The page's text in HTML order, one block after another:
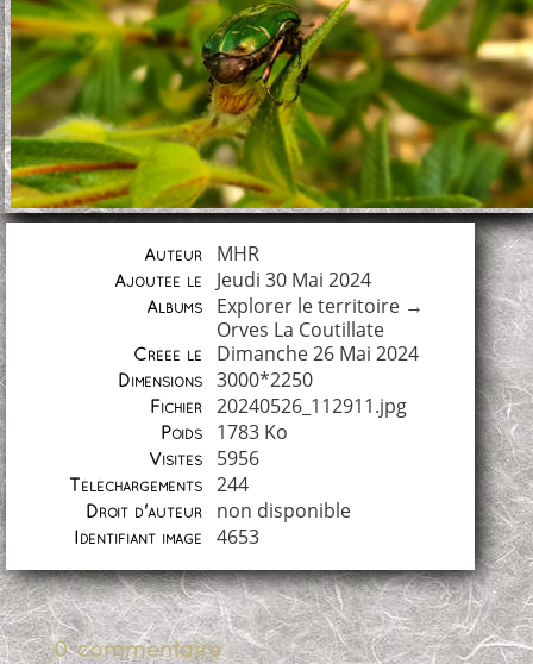
Auteur MHR
Ajoutée le Jeudi 30 Mai 2024
Albums Explorer le territoire→
Orves La Coutillate
Créée le Dimanche 26 Mai 2024
Dimensions 3000*2250
Fichier 20240526_112911.jpg
Poids 1783 Ko
Visites 5956
Téléchargements 244
Droit d'auteur non disponible
Identifiant image 4653
0 commentaire